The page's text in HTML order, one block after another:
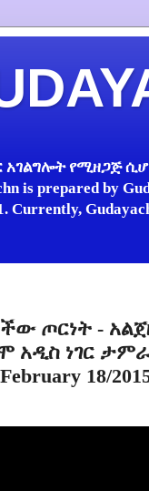
የሚዘጋጅ
prepared by
Currently,
ጦርነት -
አዲስ ነገር
18/